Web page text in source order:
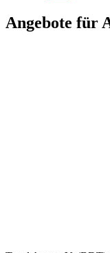
Angebote für